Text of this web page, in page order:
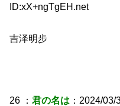
ID:xX+ngTgEH.net
吉泽明步
26 ：君の名は ：2024/